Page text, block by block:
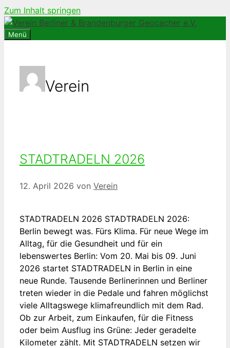
Zum Inhalt springen
Menü
Verein
STADTRADELN 2026
12. April 2026 von Verein
STADTRADELN 2026 STADTRADELN 2026:
Berlin bewegt was. Fürs Klima. Für neue Wege im
Alltag, für die Gesundheit und für ein
lebenswertes Berlin: Vom 20. Mai bis 09. Juni
2026 startet STADTRADELN in Berlin in eine
neue Runde. Tausende Berlinerinnen und Berliner
treten wieder in die Pedale und fahren möglichst
viele Alltagswege klimafreundlich mit dem Rad.
Ob zur Arbeit, zum Einkaufen, für die Fitness
oder beim Ausflug ins Grüne: Jeder geradelte
Kilometer zählt. Mit STADTRADELN setzen wir